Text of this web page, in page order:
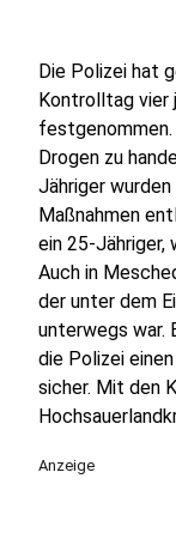
Die Polizei hat
Kontrolltag vier
Drogen zu
Jähriger
Maßnahmen
ein 25-
Auch in
der unter dem
unterwegs war.
die Polizei
sicher. Mit den
Anzeige